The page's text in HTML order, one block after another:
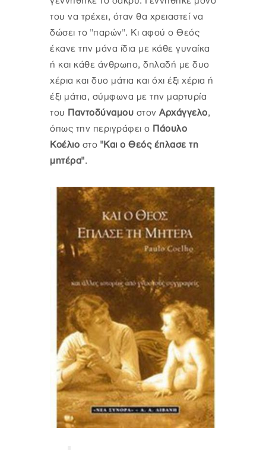
του να τρέχει, όταν θα χρειαστεί να
δώσει το "παρών". Κι αφού ο Θεός
έκανε την μάνα ίδια με κάθε γυναίκα
ή και κάθε άνθρωπο, δηλαδή με δυο
χέρια και δυο μάτια και όχι έξι χέρια ή
έξι μάτια, σύμφωνα με την μαρτυρία
του Παντοδύναμου στον Αρχάγγελο,
όπως την περιγράφει ο Πάουλο
Κοέλιο στο "Και ο Θεός έπλασε τη
μητέρα".